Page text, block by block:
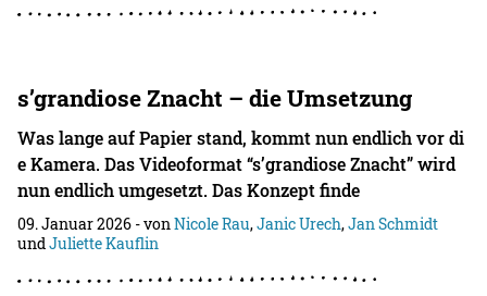
s’grandiose Znacht – die Umsetzung
Was lange auf Papier stand, kommt nun endlich vor di
e Kamera. Das Videoformat “s’grandiose Znacht” wird
nun endlich umgesetzt. Das Konzept finde
09. Januar 2026 - vonNicole Rau,Janic Urech,Jan Schmidt
undJuliette Kauflin